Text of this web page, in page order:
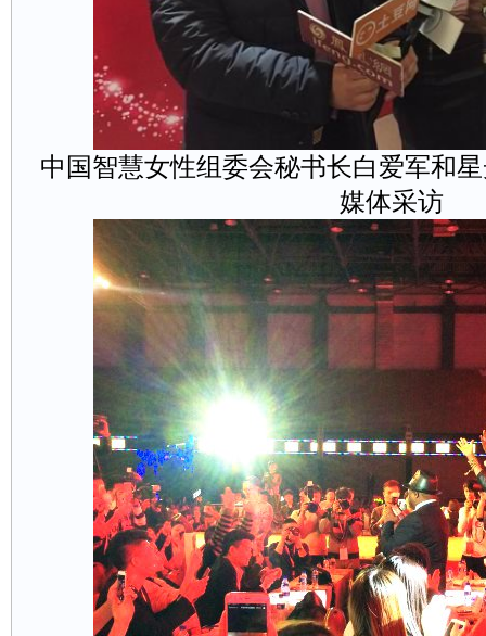
中国智慧女性组委会秘书长白爱军和
媒体采访